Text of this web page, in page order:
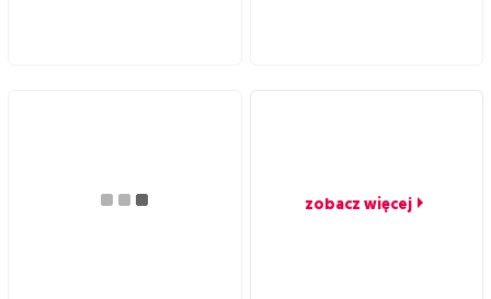
zobacz więcej